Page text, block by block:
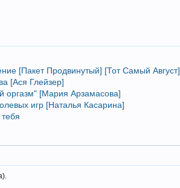
[Пакет Продвинутый] [Тот Самый Август]
[Ася Глейзер]
оргазм" [Мария Арзамасова]
игр [Наталья Касарина]